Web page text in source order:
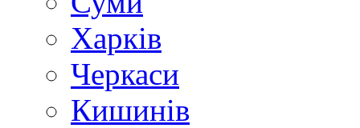
Харків
Черкаси
Кишинів